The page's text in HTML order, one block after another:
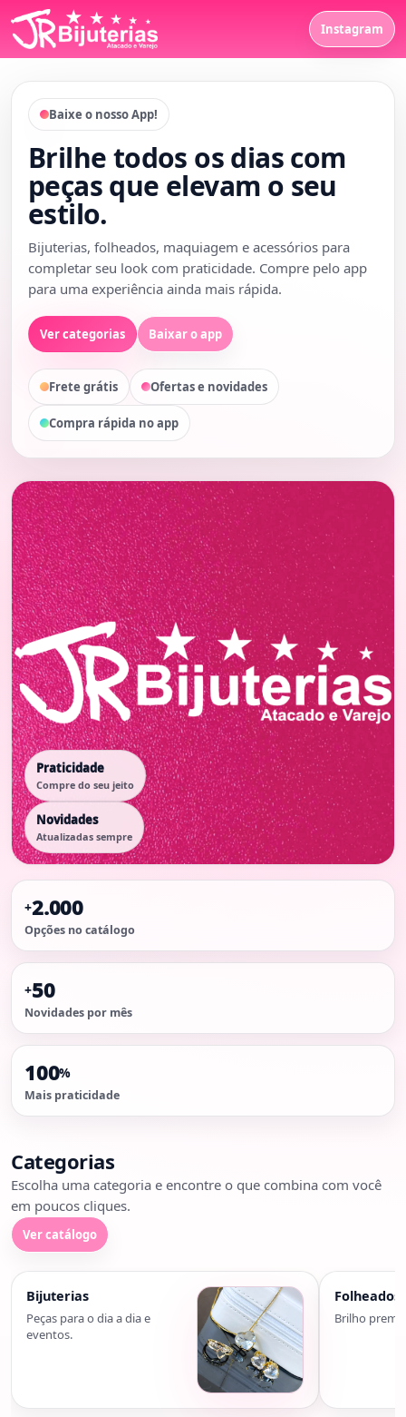
Instagram
Baixe o nosso App!
Brilhe todos os dias com
peças que elevam o seu
estilo.
Bijuterias, folheados, maquiagem e acessórios para
completar seu look com praticidade. Compre pelo app
para uma experiência ainda mais rápida.
Ver categorias Baixar o app
Frete grátis Ofertas e novidades
Compra rápida no app
Praticidade
Compre do seu jeito
Novidades
Atualizadas sempre
+2.000
Opções no catálogo
+50
Novidades por mês
100%
Mais praticidade
Categorias
Escolha uma categoria e encontre o que combina com você
em poucos cliques.
Ver catálogo
Bijuterias
Peças para o dia a dia e
eventos.
Folheados
Brilho